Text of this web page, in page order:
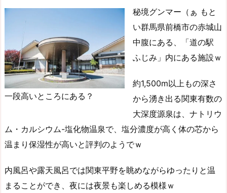
一段高いところにある？
秘境グンマー（ぁ もと
い群馬県前橋市の赤城山
中腹にある、「道の駅
ふじみ」内にある施設ｗ
約1,500m以上もの深さ
から湧き出る関東有数の
大深度源泉は、ナトリウ
ム・カルシウム-塩化物温泉で、塩分濃度が高く体の芯から
温まり保湿性が高いと評判のようでｗ
内風呂や露天風呂では関東平野を眺めながらゆったりと温
まることができ、夜には夜景も楽しめる模様ｗ